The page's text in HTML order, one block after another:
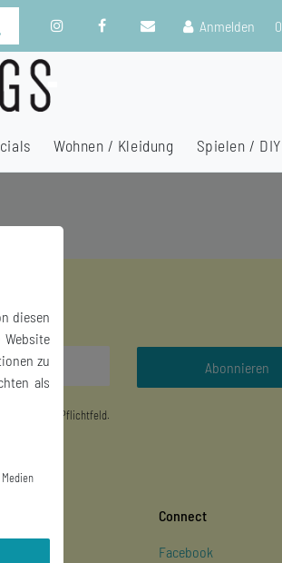
Anmelden 0
Wohnen / Kleidung Spielen / DIY
Abonnieren
sich um ein Pflichtfeld.
Connect
Facebook
diesen
zu
als